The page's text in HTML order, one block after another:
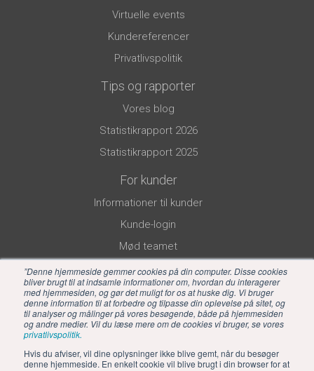
”Denne hjemmeside gemmer cookies på din computer. Disse cookies
bliver brugt til at indsamle informationer om, hvordan du interagerer
med hjemmesiden, og gør det muligt for os at huske dig. Vi bruger
denne information til at forbedre og tilpasse din oplevelse på sitet, og
til analyser og målinger på vores besøgende, både på hjemmesiden
og andre medier. Vil du læse mere om de cookies vi bruger, se vores
privatlivspolitik.
Hvis du afviser, vil dine oplysninger ikke blive gemt, når du besøger
denne hjemmeside. En enkelt cookie vil blive brugt i din browser for at
Virtuelle events
Kundereferencer
Privatlivspolitik
Tips og rapporter
Vores blog
Statistikrapport 2026
Statistikrapport 2025
For kunder
Informationer til kunder
Kunde-login
Mød teamet